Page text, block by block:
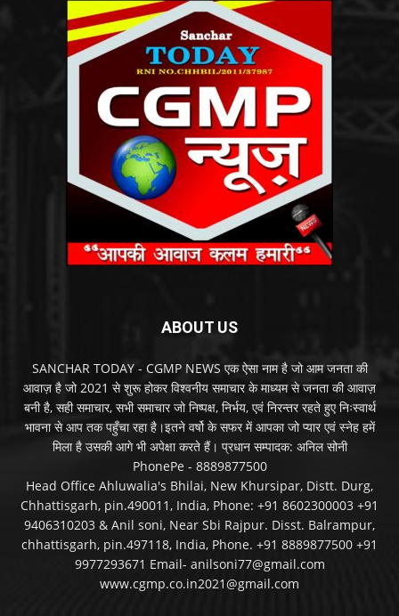
ABOUT US
SANCHAR TODAY - CGMP NEWS एक ऐसा नाम है जो आम जनता की
आवाज़ है जो 2021 से शुरू होकर विश्वनीय समाचार के माध्यम से जनता की आवाज़
बनी है, सही समाचार, सभी समाचार जो निष्पक्ष, निर्भय, एवं निरन्तर रहते हुए निःस्वार्थ
भावना से आप तक पहुँचा रहा है।इतने वर्षो के सफर में आपका जो प्यार एवं स्नेह हमें
मिला है उसकी आगे भी अपेक्षा करते हैं। प्रधान सम्पादक: अनिल सोनी
PhonePe - 8889877500
Head Office Ahluwalia's Bhilai, New Khursipar, Distt. Durg,
Chhattisgarh, pin.490011, India, Phone: +91 8602300003 +91
9406310203 & Anil soni, Near Sbi Rajpur. Disst. Balrampur,
chhattisgarh, pin.497118, India, Phone. +91 8889877500 +91
9977293671 Email- anilsoni77@gmail.com
www.cgmp.co.in2021@gmail.com